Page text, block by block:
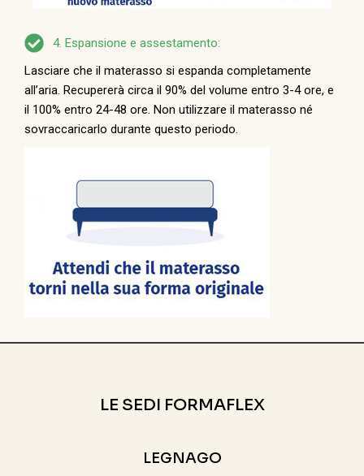
4. Espansione e assestamento:
Lasciare che il materasso si espanda completamente
all’aria. Recupererà circa il 90% del volume entro 3-4 ore, e
il 100% entro 24-48 ore. Non utilizzare il materasso né
sovraccaricarlo durante questo periodo.
LE SEDI FORMAFLEX
LEGNAGO